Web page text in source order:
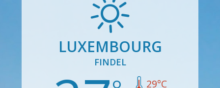
LUXEMBOURG
FINDEL
29°C